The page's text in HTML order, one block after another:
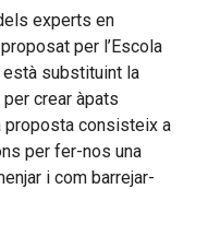
experts en
per l’Escola
està substituint la
crear àpats
proposta consisteix a
per fer-nos una
i com barrejar-